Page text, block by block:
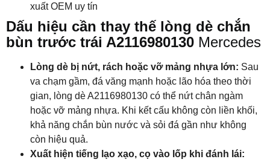
xuất OEM uy tín
Dấu hiệu cần thay thế lòng dè chắn
bùn trước trái A2116980130 Mercedes
Lòng dè bị nứt, rách hoặc vỡ mảng nhựa lớn: Sau
va chạm gầm, đá văng mạnh hoặc lão hóa theo thời
gian, lòng dè A2116980130 có thể nứt chân ngàm
hoặc vỡ mảng nhựa. Khi kết cấu không còn liền khối,
khả năng chắn bùn nước và sỏi đá gần như không
còn hiệu quả.
Xuất hiện tiếng lạo xạo, cọ vào lốp khi đánh lái: